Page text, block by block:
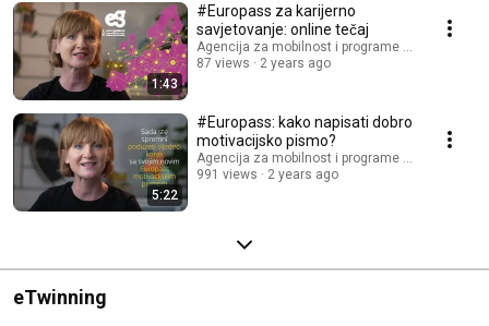
1:43
#Europass za karijerno
savjetovanje: online tečaj
Agencija za mobilnost i programe Europske
87 views
2 years ago
5:22
#Europass: kako napisati dobro
motivacijsko pismo?
Agencija za mobilnost i programe Europske
991 views
2 years ago
eTwinning